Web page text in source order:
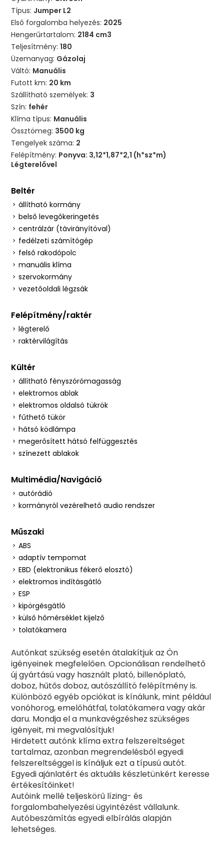
Típus: Jumper L2
Első forgalomba helyezés: 2025
Hengerűrtartalom: 2184 cm3
Teljesítmény:180
Üzemanyag: Gázolaj
Váltó: Manuális
Futott km: 20 km
Szállítható személyek: 3
Szín: fehér
Klíma típus: Manuális
Össztömeg: 3500 kg
Tengelyek száma: 2
Felépítmény: Ponyva: 3,12*1,87*2,1 (h*sz*m)
Légterelővel
Beltér
állítható kormány
belső levegőkeringetés
centrálzár (távirányítóval)
fedélzeti számítógép
felső rakodópolc
manuális klíma
szervokormány
vezetőoldali légzsák
Felépítmény/raktér
légterelő
raktérvilágítás
Kültér
állítható fényszórómagasság
elektromos ablak
elektromos oldalsó tükrök
fűthető tükör
hátsó ködlámpa
megerősített hátsó felfüggesztés
színezett ablakok
Multimédia/Navigáció
autórádió
kormányról vezérelhető audio rendszer
Műszaki
ABS
adaptív tempomat
EBD (elektronikus fékerő elosztó)
elektromos indításgátló
ESP
kipörgésgátló
külső hőmérséklet kijelző
tolatókamera
Autónkat szükség esetén átalakítjuk az Ön
igényeinek megfelelően. Opcionálisan rendelhető
új gyártású vagy használt plató, billenőplató,
doboz, hűtős doboz, autószállító felépítmény is.
Különböző egyéb opciókat is kínálunk, mint például
vonóhorog, emelőhátfal, tolatókamera vagy akár
daru. Mondja el a munkavégzéshez szükséges
igényeit, mi megvalósítjuk!
Hirdetett autónk klíma extra felszereltséget
tartalmaz, azonban megrendelésből egyedi
felszereltséggel is kínáljuk ezt a típusú autót.
Egyedi ajánlatért és aktuális készletünkért keresse
értékesítőinket!
Autóink mellé teljeskörű lízing- és
forgalombahelyezési ügyintézést vállalunk.
Autóbeszámítás egyedi elbírálás alapján
lehetséges.